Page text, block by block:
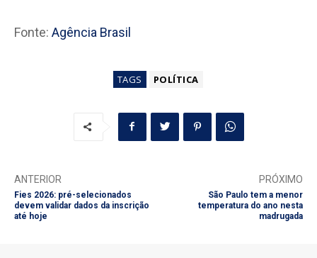
Fonte: Agência Brasil
TAGS POLÍTICA
ANTERIOR
Fies 2026: pré-selecionados
devem validar dados da inscrição
até hoje
PRÓXIMO
São Paulo tem a menor
temperatura do ano nesta
madrugada